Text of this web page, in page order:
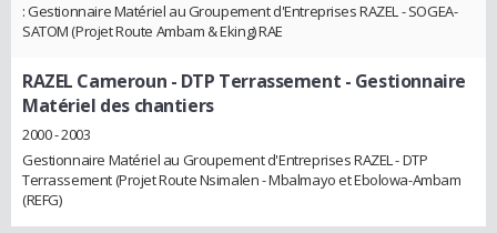
: Gestionnaire Matériel au Groupement d'Entreprises RAZEL - SOGEA-
SATOM (Projet Route Ambam & Eking) RAE
RAZEL Cameroun - DTP Terrassement - Gestionnaire
Matériel des chantiers
2000 - 2003
Gestionnaire Matériel au Groupement d'Entreprises RAZEL - DTP
Terrassement (Projet Route Nsimalen - Mbalmayo et Ebolowa-Ambam
(REFG)